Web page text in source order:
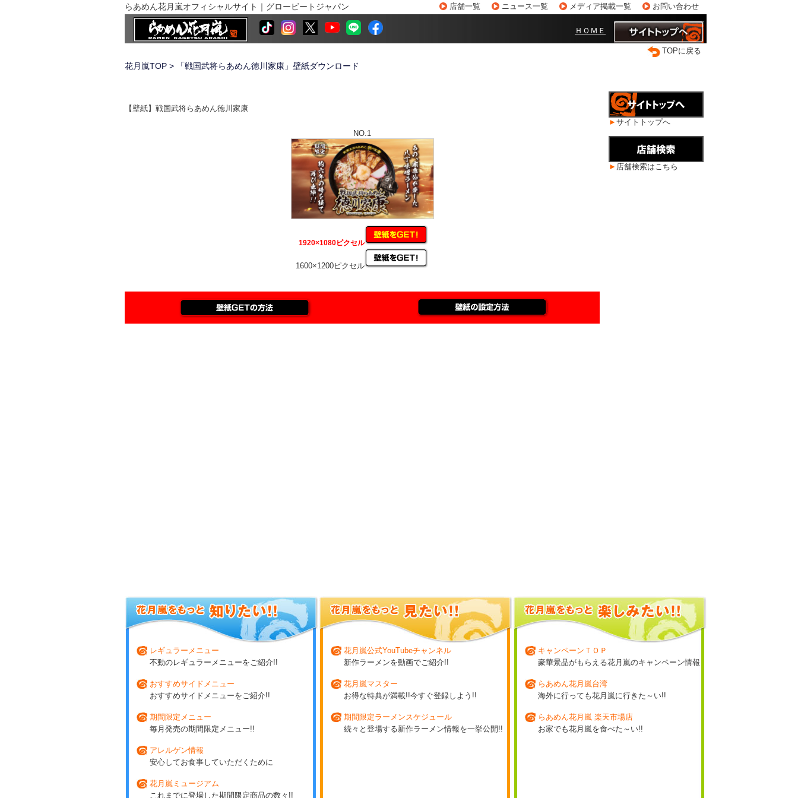
らあめん花月嵐オフィシャルサイト｜グロービートジャパン 店舗一覧 ニュース一覧 メディア掲載一覧 お問い合わせ
ＨＯＭＥ
TOPに戻る
花月嵐TOP > 「戦国武将らあめん徳川家康」壁紙ダウンロード
【壁紙】戦国武将らあめん徳川家康
NO.1
1920×1080ピクセル
1600×1200ピクセル
► サイトトップへ
► 店舗検索はこちら
レギュラーメニュー
不動のレギュラーメニューをご紹介!!
おすすめサイドメニュー
おすすめサイドメニューをご紹介!!
期間限定メニュー
毎月発売の期間限定メニュー!!
アレルゲン情報
安心してお食事していただくために
花月嵐ミュージアム
これまでに登場した期間限定商品の数々!!
花月嵐公式YouTubeチャンネル
新作ラーメンを動画でご紹介!!
花月嵐マスター
お得な特典が満載!!今すぐ登録しよう!!
期間限定ラーメンスケジュール
続々と登場する新作ラーメン情報を一挙公開!!
キャンペーンＴＯＰ
豪華景品がもらえる花月嵐のキャンペーン情報
らあめん花月嵐台湾
海外に行っても花月嵐に行きた～い!!
らあめん花月嵐 楽天市場店
お家でも花月嵐を食べた～い!!